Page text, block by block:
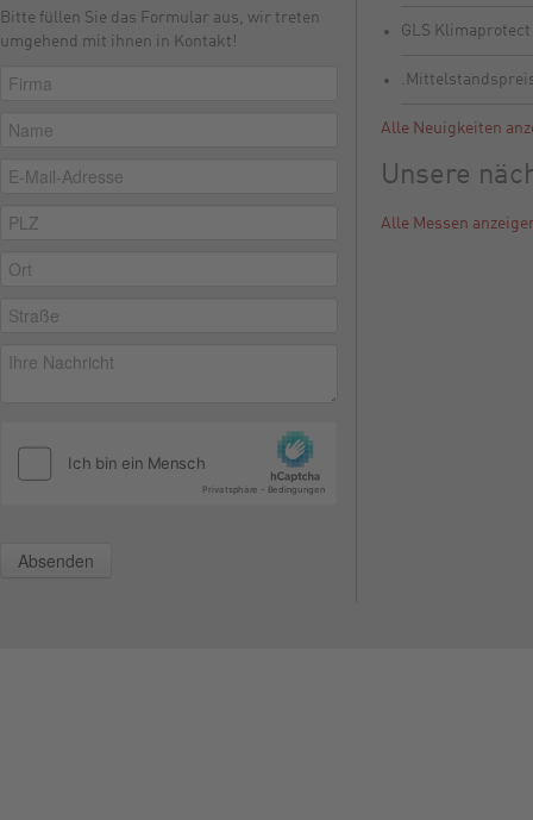
Bitte füllen Sie das Formular aus, wir treten
umgehend mit ihnen in Kontakt!
Absenden
GLS Klimaprotect
Alle Neuigkeiten
Unsere
Alle Messen